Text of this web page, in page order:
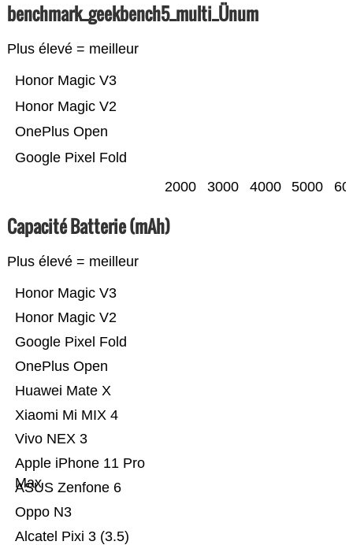
benchmark_geekbench5_multi_Ünum
Plus élevé = meilleur
Google Pixel Fold
OnePlus Open
Honor Magic V2
Honor Magic V3
2000 3000 4000 5000
Capacité Batterie (mAh)
Plus élevé = meilleur
Alcatel Pixi 3 (3.5)
Oppo N3
ASUS Zenfone 6
Apple iPhone 11 Pro
Max
Vivo NEX 3
Xiaomi Mi MIX 4
Huawei Mate X
OnePlus Open
Google Pixel Fold
Honor Magic V2
Honor Magic V3